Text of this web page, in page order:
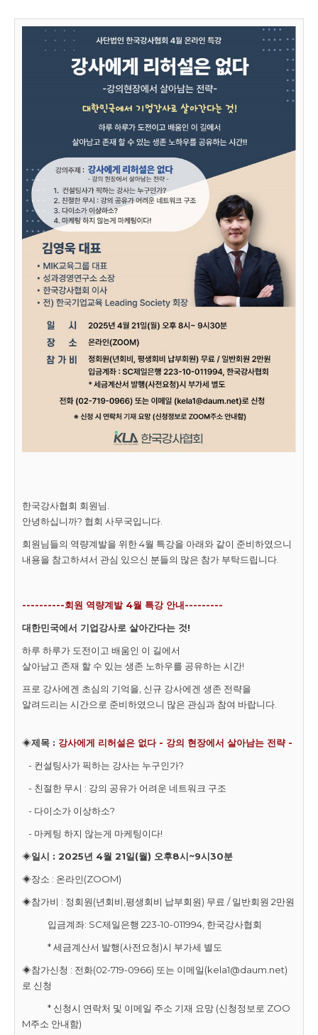
한국강사협회 회원님.
안녕하십니까? 협회 사무국입니다.
회원님들의 역량계발을 위한 4월 특강을 아래와 같이 준비하였으니
내용을 참고하셔서 관심 있으신 분들의 많은 참가 부탁드립니다.
----------회원 역량계발 4월 특강 안내---------
대한민국에서 기업강사로 살아간다는 것!
하루 하루가 도전이고 배움인 이 길에서
살아남고 존재 할 수 있는 생존 노하우를 공유하는 시간!
프로 강사에겐 초심의 기억을, 신규 강사에겐 생존 전략을
알려드리는 시간으로 준비하였으니 많은 관심과 참여 바랍니다.
◈제목 : 강사에게 리허설은 없다 - 강의 현장에서 살아남는 전략 -
- 컨설팅사가 픽하는 강사는 누구인가?
- 친절한 무시 : 강의 공유가 어려운 네트워크 구조
- 다이소가 이상하소?
- 마케팅 하지 않는게 마케팅이다!
◈일시 : 2025년 4월 21일(월) 오후8시~9시30분
◈장소 : 온라인(ZOOM)
◈참가비 : 정회원(년회비,평생회비 납부회원) 무료 / 일반회원 2만원
입금계좌: SC제일은행 223-10-011994, 한국강사협회
* 세금계산서 발행(사전요청)시 부가세 별도
◈참가신청 : 전화(02-719-0966) 또는 이메일(kela1@daum.net)
로 신청
* 신청시 연락처 및 이메일 주소 기재 요망 (신청정보로 ZOO
M주소 안내함)